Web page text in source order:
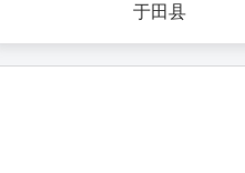
于田县